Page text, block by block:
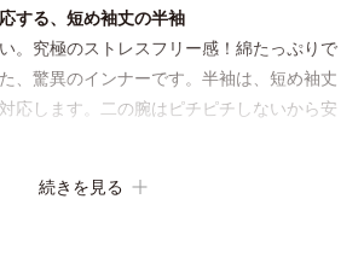
する、短め袖丈の半袖
。究極のストレスフリー感！綿たっぷりで
、驚異のインナーです。半袖は、短め袖丈
応します。二の腕はピチピチしないから安
続きを見る